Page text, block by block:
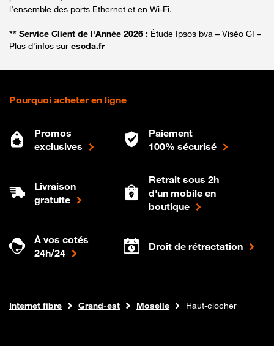
l’ensemble des ports Ethernet et en Wi-Fi.
** Service Client de l'Année 2026 : Étude Ipsos bva – Viséo CI –
Plus d'infos sur escda.fr
Pourquoi acheter en ligne
Promos
exclusives
Paiement
100% sécurisé
Livraison
gratuite
Retrait sous 2h
d'un mobile en
boutique
À vos cotés
24h/24
Droit de rétractation
Boutique Orange
Internet fibre Grand-est Moselle Haut-clocher